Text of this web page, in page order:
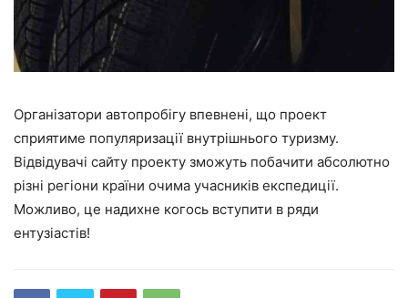
Організатори автопробігу впевнені, що проект
сприятиме популяризації внутрішнього туризму.
Відвідувачі сайту проекту зможуть побачити абсолютно
різні регіони країни очима учасників експедиції.
Можливо, це надихне когось вступити в ряди
ентузіастів!